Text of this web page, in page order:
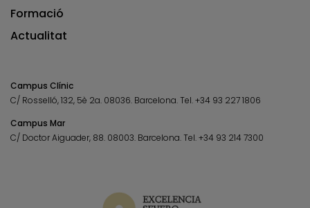
Formació
Actualitat
Campus Clínic
C/ Rosselló, 132, 5è 2a. 08036. Barcelona.Tel.+34 93 227 1806
Campus Mar
C/ Doctor Aiguader, 88. 08003. Barcelona.Tel.+34 93 214 7300